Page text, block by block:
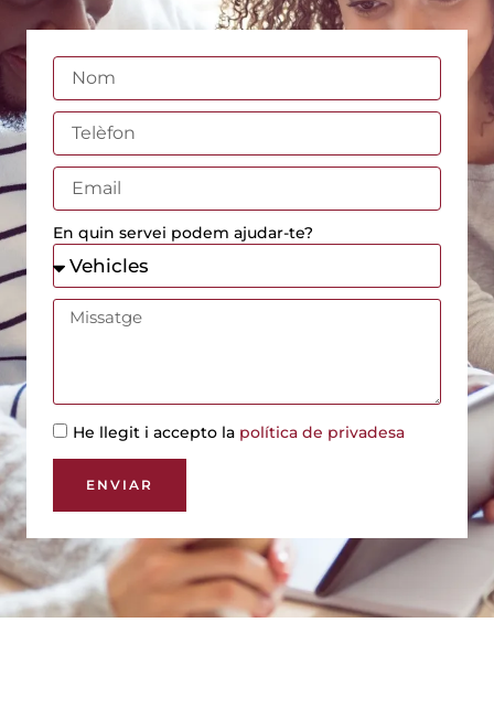
En quin servei podem ajudar-te?
He llegit i accepto la política de privadesa
ENVIAR